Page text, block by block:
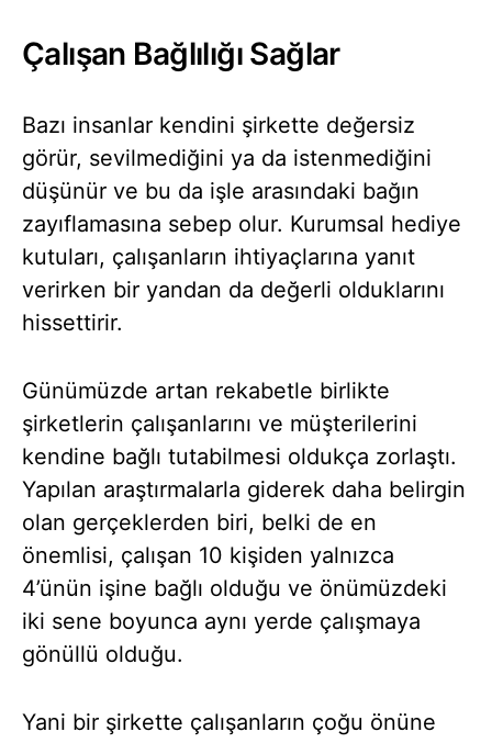
Çalışan Bağlılığı Sağlar
Bazı insanlar kendini şirkette değersiz
görür, sevilmediğini ya da istenmediğini
düşünür ve bu da işle arasındaki bağın
zayıflamasına sebep olur. Kurumsal hediye
kutuları, çalışanların ihtiyaçlarına yanıt
verirken bir yandan da değerli olduklarını
hissettirir.
Günümüzde artan rekabetle birlikte
şirketlerin çalışanlarını ve müşterilerini
kendine bağlı tutabilmesi oldukça zorlaştı.
Yapılan araştırmalarla giderek daha belirgin
olan gerçeklerden biri, belki de en
önemlisi, çalışan 10 kişiden yalnızca
4’ünün işine bağlı olduğu ve önümüzdeki
iki sene boyunca aynı yerde çalışmaya
gönüllü olduğu.
Yani bir şirkette çalışanların çoğu önüne